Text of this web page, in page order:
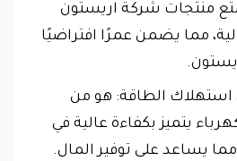
منتجات شركة اريستون
مما يضمن عمرًا افتراضيًا
استهلاك الطاقة: هو من
يتميز بكفاءة عالية في
يساعد على توفير المال.